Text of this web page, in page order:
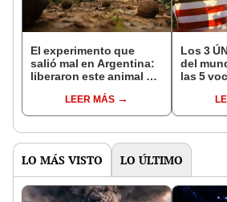
El experimento que
salió mal en Argentina:
liberaron este animal y
bosques milenarios de
la Patagonia
LEER MÁS
Los 3
del
las 5
con uno
LO MÁS VISTO LO ÚLTIMO